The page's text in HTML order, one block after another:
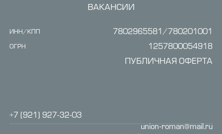
ВАКАНСИИ
ИНН/КПП 7802965581/780201001
ОГРН 1257800054918
ПУБЛИЧНАЯ ОФЕРТА
+7 (921) 927-32-03
union-roman@mail.ru